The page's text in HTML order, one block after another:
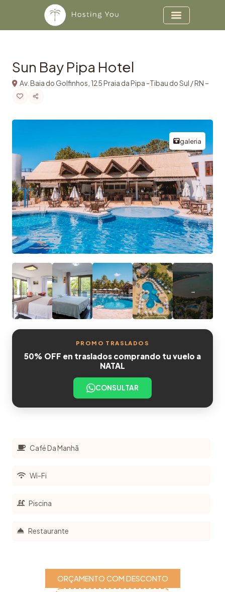
Ir para o conteúdo
Sun Bay Pipa Hotel
Av. Baia do Golfinhos, 125 Praia da Pipa -Tibau do Sul / RN –
galeria
PROMO TRASLADOS
50% OFF en traslados comprando tu vuelo a
NATAL
CONSULTAR
Café Da Manhã
Wi-Fi
Piscina
Restaurante
ORÇAMENTO COM DESCONTO